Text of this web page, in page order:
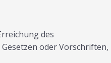
des
oder Vorschriften,